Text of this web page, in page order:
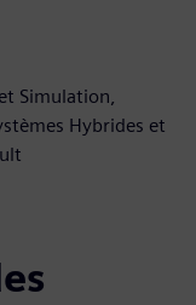
Simulation,
Hybrides et